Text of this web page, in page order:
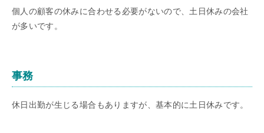
個人の顧客の休みに合わせる必要がないので、土日休みの会社
が多いです。
事務
休日出勤が生じる場合もありますが、基本的に土日休みです。